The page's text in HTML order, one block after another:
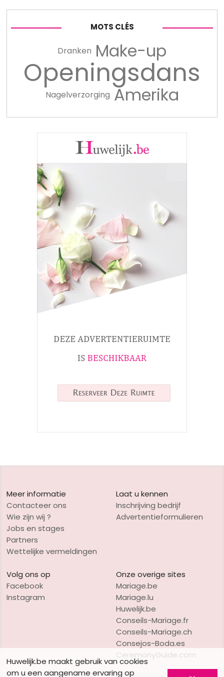
MOTS CLÉS
Dranken Make-up
Openingsdans
Nagelverzorging Amerika
Meer informatie
Contacteer ons
Wie zijn wij ?
Jobs en stages
Partners
Wettelijke vermeldingen
Laat u kennen
Inschrijving bedrijf
Advertentieformulieren
Volg ons op
Facebook
Instagram
Onze overige sites
Mariage.be
Mariage.lu
Huwelijk.be
Conseils-Mariage.fr
Conseils-Mariage.ch
Consejos-Boda.es
CeremonyGuide.com
Huwelijk.be maakt gebruik van cookies
om u een aangename ervaring op